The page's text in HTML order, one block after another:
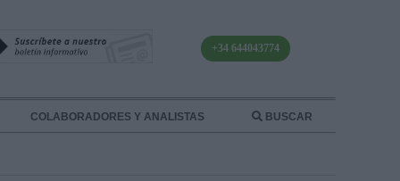
+34 644043774
COLABORADORES Y ANALISTAS BUSCAR